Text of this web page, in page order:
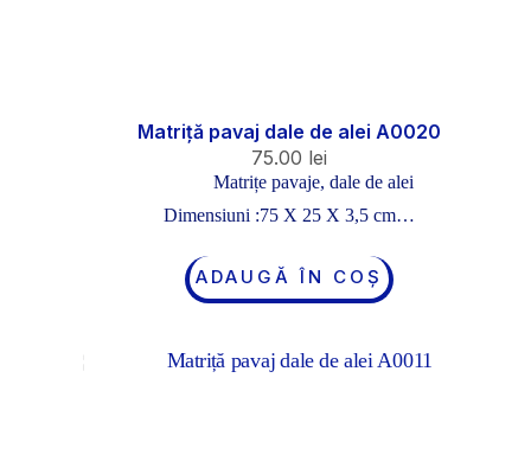
Matriță pavaj dale de alei A0020
75.00 lei
Matrițe pavaje, dale de alei
Dimensiuni :75 X 25 X 3,5 cm…
ADAUGĂ ÎN COȘ